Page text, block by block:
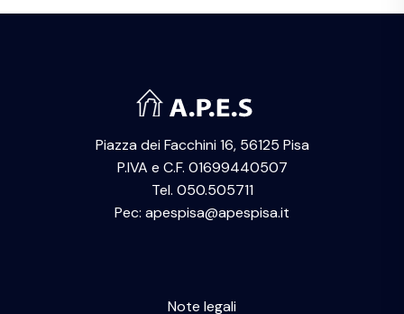
Piazza dei Facchini 16, 56125 Pisa
P.IVA e C.F. 01699440507
Tel. 050.505711
Pec: apespisa@apespisa.it
Note legali